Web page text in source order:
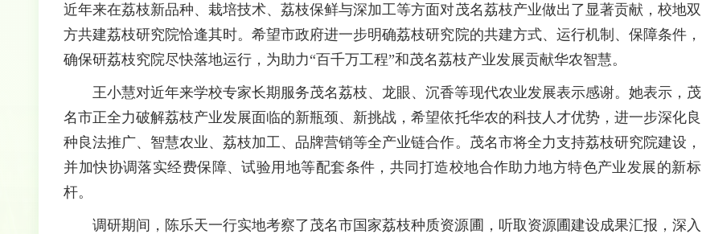
近年来在荔枝新品种、栽培技术、荔枝保鲜与深加工等方面对茂名荔枝产业做出了显著贡献，校地双
方共建荔枝研究院恰逢其时。希望市政府进一步明确荔枝研究院的共建方式、运行机制、保障条件，
确保研荔枝究院尽快落地运行，为助力“百千万工程”和茂名荔枝产业发展贡献华农智慧。
王小慧对近年来学校专家长期服务茂名荔枝、龙眼、沉香等现代农业发展表示感谢。她表示，茂
名市正全力破解荔枝产业发展面临的新瓶颈、新挑战，希望依托华农的科技人才优势，进一步深化良
种良法推广、智慧农业、荔枝加工、品牌营销等全产业链合作。茂名市将全力支持荔枝研究院建设，
并加快协调落实经费保障、试验用地等配套条件，共同打造校地合作助力地方特色产业发展的新标
杆。
调研期间，陈乐天一行实地考察了茂名市国家荔枝种质资源圃，听取资源圃建设成果汇报，深入